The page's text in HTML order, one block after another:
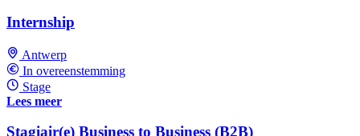
Internship
Antwerp
In overeenstemming
Stage
Lees meer
Stagiair(e) Business to Business (B2B)